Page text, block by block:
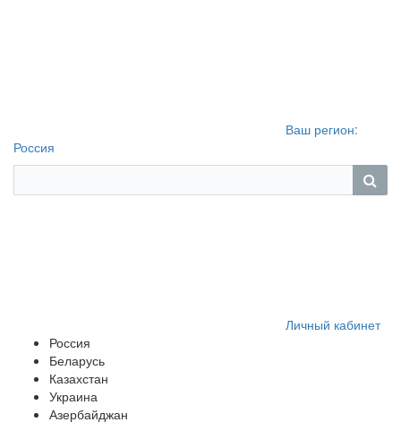
Ваш регион:
Россия
Личный кабинет
Россия
Беларусь
Казахстан
Украина
Азербайджан